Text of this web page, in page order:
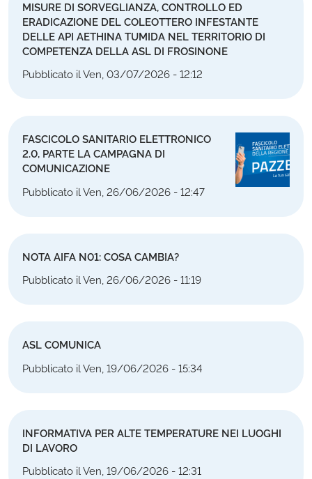
MISURE DI SORVEGLIANZA, CONTROLLO ED
ERADICAZIONE DEL COLEOTTERO INFESTANTE
DELLE API AETHINA TUMIDA NEL TERRITORIO DI
COMPETENZA DELLA ASL DI FROSINONE
Pubblicato il Ven, 03/07/2026 - 12:12
FASCICOLO SANITARIO ELETTRONICO
2.0, PARTE LA CAMPAGNA DI
COMUNICAZIONE
Pubblicato il Ven, 26/06/2026 - 12:47
NOTA AIFA N01: COSA CAMBIA?
Pubblicato il Ven, 26/06/2026 - 11:19
ASL COMUNICA
Pubblicato il Ven, 19/06/2026 - 15:34
INFORMATIVA PER ALTE TEMPERATURE NEI LUOGHI
DI LAVORO
Pubblicato il Ven, 19/06/2026 - 12:31